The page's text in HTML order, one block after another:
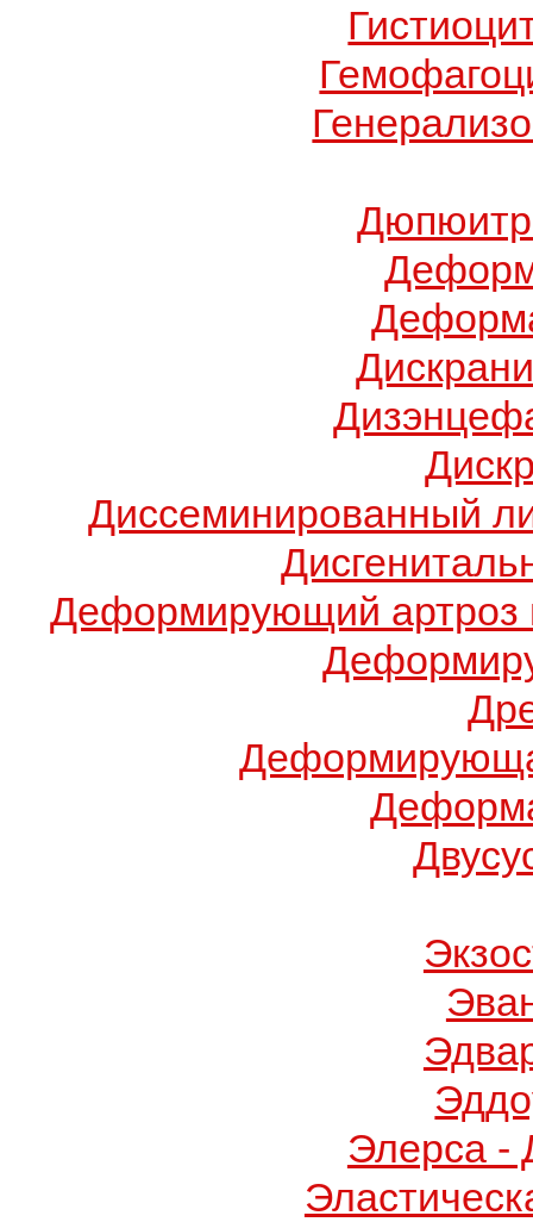
Диссеминированный
Деформирующий артроз
Элерса -